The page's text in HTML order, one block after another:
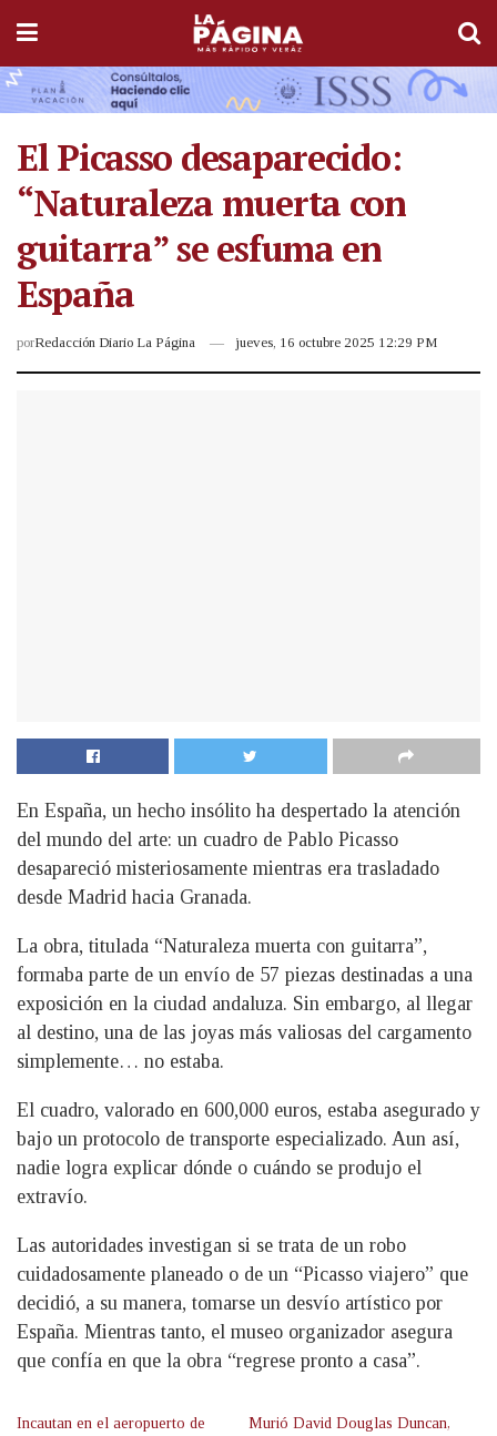
El Picasso desaparecido:
“Naturaleza muerta con
guitarra” se esfuma en
España
porRedacción Diario La Página jueves, 16 octubre 2025 12:29 PM
En España, un hecho insólito ha despertado la atención
del mundo del arte: un cuadro de Pablo Picasso
desapareció misteriosamente mientras era trasladado
desde Madrid hacia Granada.
La obra, titulada “Naturaleza muerta con guitarra”,
formaba parte de un envío de 57 piezas destinadas a una
exposición en la ciudad andaluza. Sin embargo, al llegar
al destino, una de las joyas más valiosas del cargamento
simplemente… no estaba.
El cuadro, valorado en 600,000 euros, estaba asegurado y
bajo un protocolo de transporte especializado. Aun así,
nadie logra explicar dónde o cuándo se produjo el
extravío.
Las autoridades investigan si se trata de un robo
cuidadosamente planeado o de un “Picasso viajero” que
decidió, a su manera, tomarse un desvío artístico por
España. Mientras tanto, el museo organizador asegura
que confía en que la obra “regrese pronto a casa”.
Incautan en el aeropuerto de
Murió David Douglas Duncan,